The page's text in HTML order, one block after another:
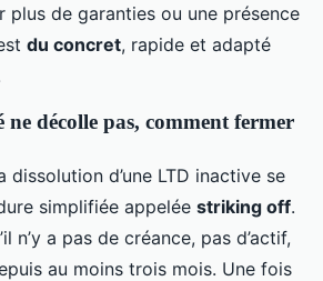
plus de garanties ou une présence
du concret, rapide et adapté
décolle pas, comment fermer
dissolution d’une LTD inactive se
simplifiée appelée striking off.
n’y a pas de créance, pas d’actif,
au moins trois mois. Une fois